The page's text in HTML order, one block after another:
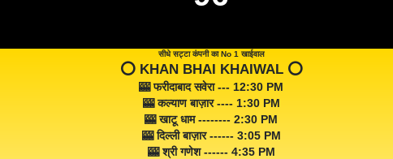
सीधे सट्टा कंपनी का No 1 खाईवाल
⭕️ KHAN BHAI KHAIWAL ⭕️
🎰 फरीदाबाद सवेरा --- 12:30 PM
🎰 कल्याण बाज़ार ---- 1:30 PM
🎰 खाटू धाम -------- 2:30 PM
🎰 दिल्ली बाज़ार ------ 3:05 PM
🎰 श्री गणेश ------ 4:35 PM